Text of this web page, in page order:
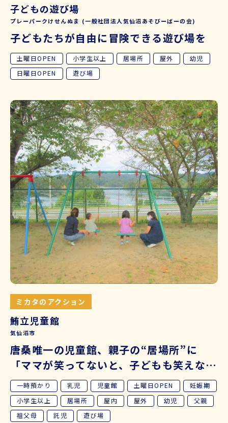
子どもの遊び場
プレーパークけせんぬま (一般社団法人気仙沼あそびーばーの会)
子どもたちが自由に冒険できる遊び場を
土曜日OPEN 小学生以上 居場所 屋外
幼児
日曜日OPEN
遊び場
ミカタのアクション
鮪立児童館
気仙沼市
唐桑唯一の児童館、親子の“居場所”に
「ママが笑ってないと、子どもも笑えな
い」
一時預かり 乳児 児童館 土曜日OPEN
妊娠期
小学生以上
居場所 屋内 屋外 幼児
父親
祖父母
託児 遊び場